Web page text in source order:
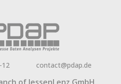
contact@pdap.de